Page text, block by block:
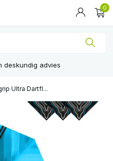
0
deskundig advies
Ultra Dartfl...